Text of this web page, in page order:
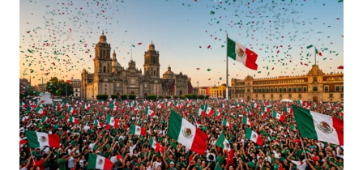
EN
EL
RANKING
DE
LAS
3
MÁS
ESTRESANTES
DEL
MUNDO,